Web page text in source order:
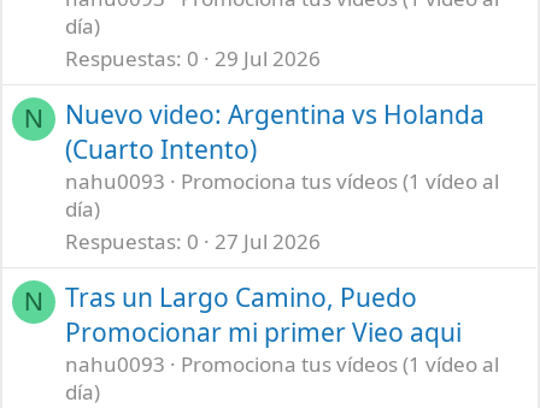
día)
Respuestas 0 29 Jul 2026
N
Nuevo video: Argentina vs Holanda
(Cuarto Intento)
nahu0093
Promociona tus vídeos (1 vídeo al
día)
Respuestas 0 27 Jul 2026
N
Tras un Largo Camino, Puedo
Promocionar mi primer Vieo aqui
nahu0093
Promociona tus vídeos (1 vídeo al
día)